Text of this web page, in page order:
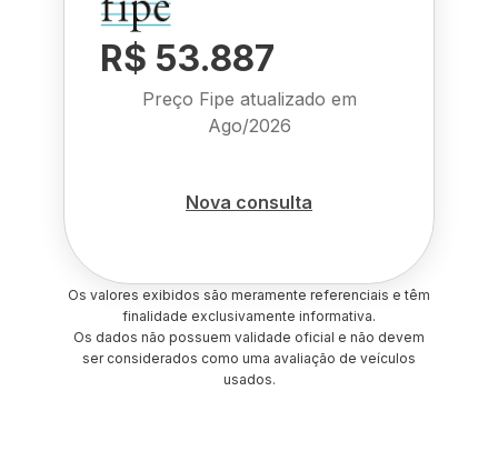
R$ 53.887
Preço Fipe atualizado em
Ago/2026
Nova consulta
Os valores exibidos são meramente referenciais e têm
finalidade exclusivamente informativa.
Os dados não possuem validade oficial e não devem
ser considerados como uma avaliação de veículos
usados.